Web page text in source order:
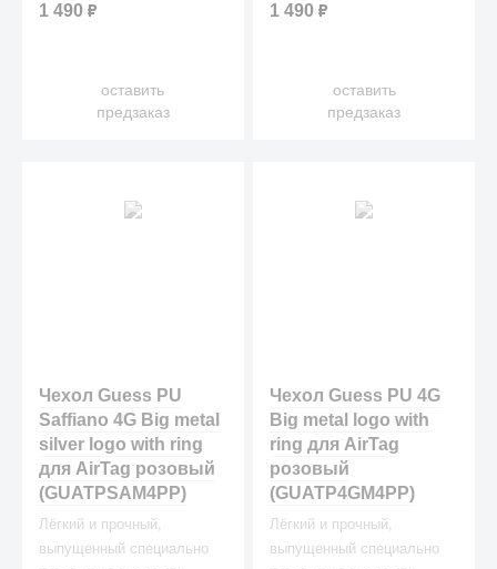
любым вещам при помощи
1 490₽
оставить
предзаказ
любым вещам при помощи
1 490₽
оставить
предзаказ
Чехол Guess PU
Saffiano 4G Big metal
silver logo with ring
для AirTag розовый
(GUATPSAM4PP)
Лёгкий и прочный,
выпущенный специально
Чехол Guess PU 4G
Big metal logo with
ring для AirTag
розовый
(GUATP4GM4PP)
Лёгкий и прочный,
выпущенный специально